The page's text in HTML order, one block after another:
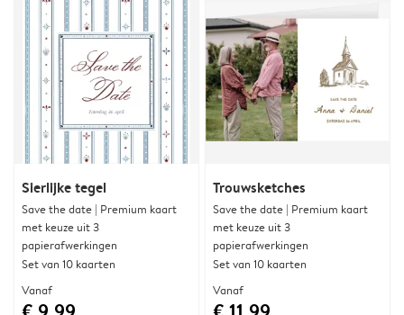
Sierlijke tegel
Save the date | Premium kaart
met keuze uit 3
papierafwerkingen
Set van 10 kaarten
Vanaf
Trouwsketches
Save the date | Premium kaart
met keuze uit 3
papierafwerkingen
Set van 10 kaarten
Vanaf